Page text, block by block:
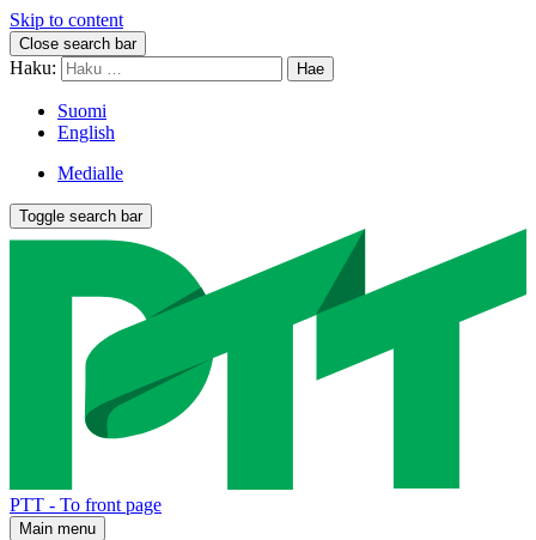
Skip to content
Close search bar
Haku:
Suomi
English
Medialle
Toggle search bar
PTT - To front page
Main menu